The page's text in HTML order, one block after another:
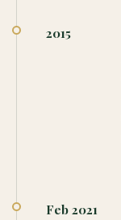
2015
Feb 2021